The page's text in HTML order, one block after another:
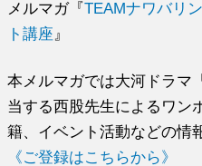
メルマガ『TEAMナワバリ
ト講座 』
本メルマガでは大河ドラマ
当する西股先生によるワン
籍、イベント活動などの情
《ご登録はこちらから》